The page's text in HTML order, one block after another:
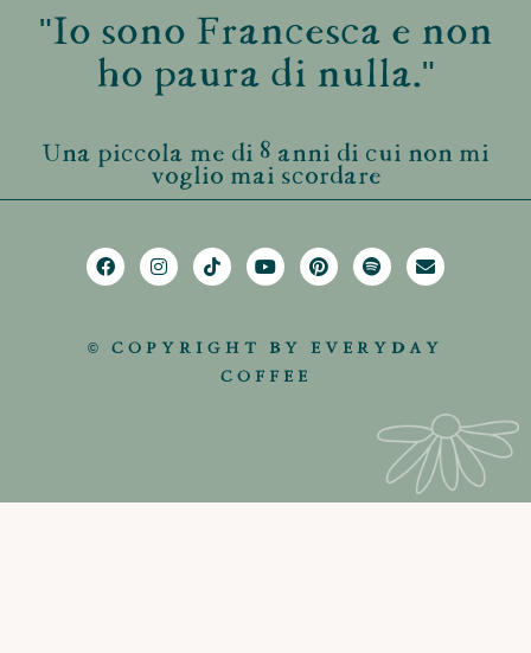
"Io sono Francesca e non
ho paura di nulla."
Una piccola me di 8 anni di cui non mi
voglio mai scordare
© COPYRIGHT BY EVERYDAY
COFFEE